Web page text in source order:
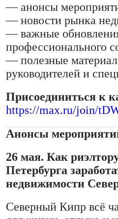
— анонсы
— новости рынка
— важные
профессионального
— полезные
руководителей и
Присоединиться к
https://max.ru/join/
Анонсы
26 мая. Как
Петербурга
недвижимости
Северный Кипр всё